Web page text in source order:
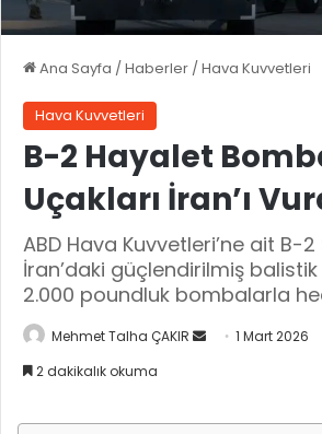
Ana Sayfa /Haberler /Hava Kuvvetleri
Hava Kuvvetleri
B-2 Hayalet
Uçakları İran’ı
ABD Hava Kuvvetleri’ne ait B-
İran’daki güçlendirilmiş
2.000 poundluk bombalarla
Mehmet Talha ÇAKIR 1 Mart 2026
2 dakikalık okuma